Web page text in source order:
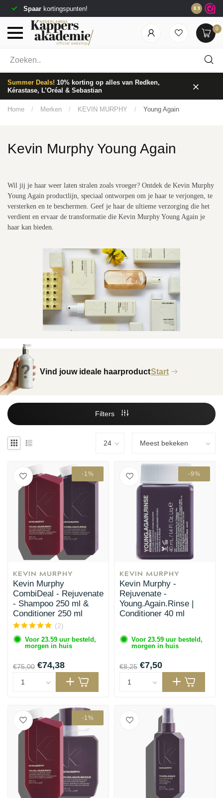
Voor 23:59u besteld,
8.9
0
Summer Deals! 10% korting op alles van Redken,
Kérastase, L’Oréal & Sebastian
Welke categorie ben jij naar op zoek?
Haarverzorging
Home / Merken / KEVIN MURPHY / Young Again
Kevin Murphy Young Again
Wil jij je haar weer laten stralen zoals vroeger? Ontdek de Kevin Murphy
Young Again productlijn, speciaal ontworpen om je haar te verjongen, te
versterken en te beschermen. Geef je haar de ultieme verzorging die het
verdient en ervaar de transformatie die Kevin Murphy Young Again je
haar kan bieden.
Vind jouw ideale haarproductStart
Filters
-1%
KEVIN MURPHY
Kevin Murphy
CombiDeal - Rejuvenate
- Shampoo 250 ml &
Conditioner 250 ml
(2)
Voor 23.59 uur besteld,
morgen in huis
€75,00 €74,38
-9%
KEVIN MURPHY
Kevin Murphy -
Rejuvenate -
Young.Again.Rinse |
Conditioner 40 ml
Voor 23.59 uur besteld,
morgen in huis
€8,25 €7,50
-1%